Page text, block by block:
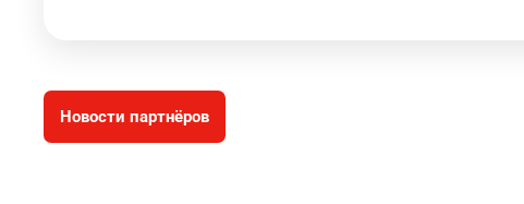
Новости партнёров